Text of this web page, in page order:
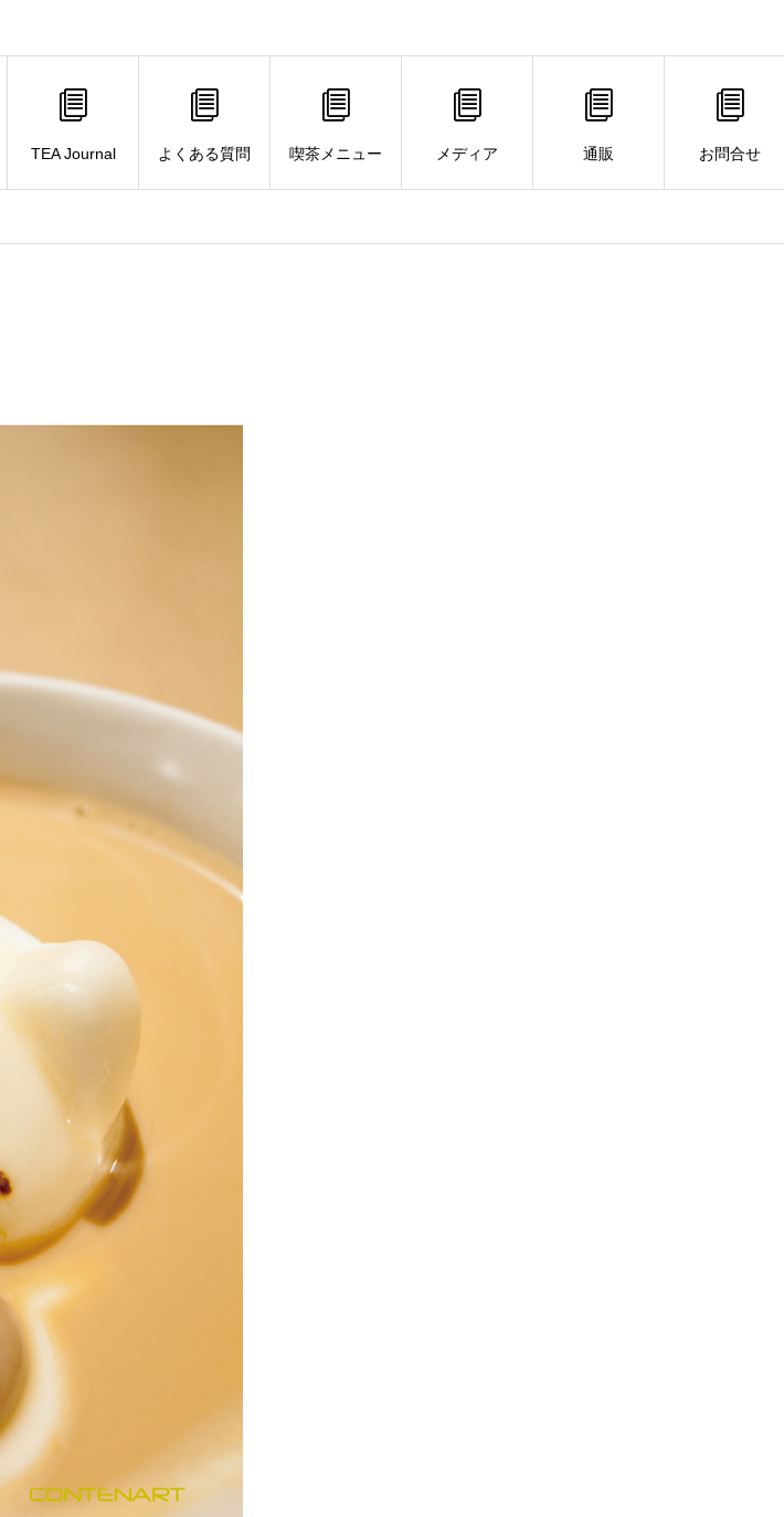
TEA Journal よくある質問 喫茶メニュー メディア 通販 お問合せ